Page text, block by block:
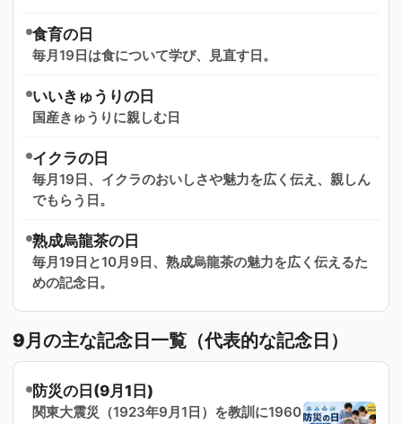
食育の日
毎月19日は食について学び、見直す日。
いいきゅうりの日
国産きゅうりに親しむ日
イクラの日
毎月19日、イクラのおいしさや魅力を広く伝え、親しん
でもらう日。
熟成烏龍茶の日
毎月19日と10月9日、熟成烏龍茶の魅力を広く伝えるた
めの記念日。
9月の主な記念日一覧（代表的な記念日）
防災の日(9月1日)
関東大震災（1923年9月1日）を教訓に1960